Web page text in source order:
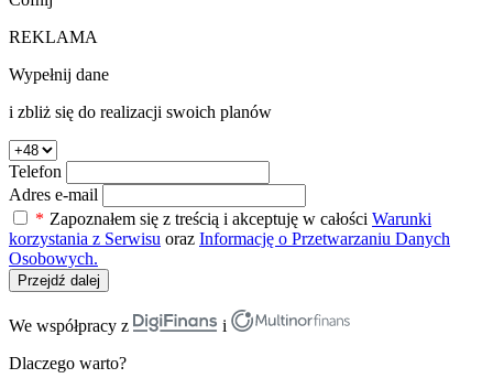
REKLAMA
Wypełnij dane
i zbliż się do realizacji swoich planów
Telefon
Adres e-mail
* Zapoznałem się z treścią i akceptuję w całości Warunki
korzystania z Serwisu oraz Informację o Przetwarzaniu Danych
Osobowych.
Przejdź dalej
We współpracy z
i
Dlaczego warto?